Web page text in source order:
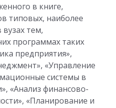
в книге,
типовых, наиболее
тем,
программах таких
предприятия»,
«Управление
системы в
«Анализ финансово-
«Планирование и